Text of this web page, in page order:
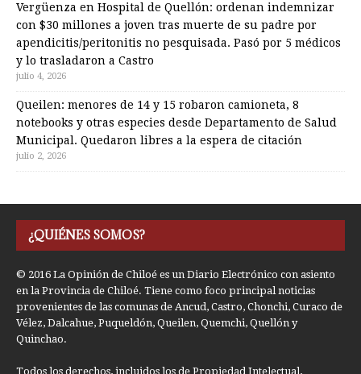
Vergüenza en Hospital de Quellón: ordenan indemnizar
con $30 millones a joven tras muerte de su padre por
apendicitis/peritonitis no pesquisada. Pasó por 5 médicos
y lo trasladaron a Castro
julio 4, 2026
Queilen: menores de 14 y 15 robaron camioneta, 8
notebooks y otras especies desde Departamento de Salud
Municipal. Quedaron libres a la espera de citación
julio 2, 2026
¿QUIÉNES SOMOS?
© 2016 La Opinión de Chiloé es un Diario Electrónico con asiento
en la Provincia de Chiloé. Tiene como foco principal noticias
provenientes de las comunas de Ancud, Castro, Chonchi, Curaco de
Vélez, Dalcahue, Puqueldón, Queilen, Quemchi, Quellón y
Quinchao.
Todos los derechos, incluidos los de Propiedad Intelectual,